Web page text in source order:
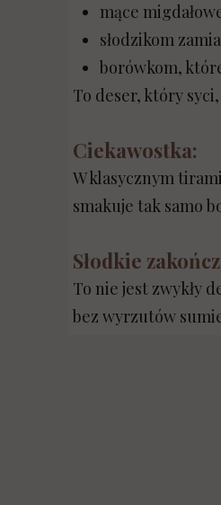
mące
słodzikom
borówkom,
To deser, który
Ciekawostka:
W klasycznym
smakuje tak samo
Słodkie
To nie jest zwykły
bez wyrzutów